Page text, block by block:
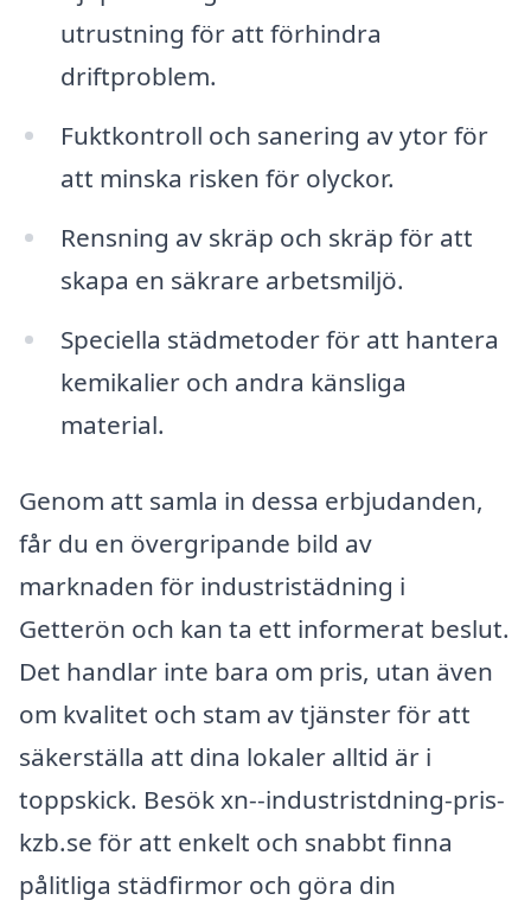
utrustning för att förhindra
driftproblem.
Fuktkontroll och sanering av ytor för
att minska risken för olyckor.
Rensning av skräp och skräp för att
skapa en säkrare arbetsmiljö.
Speciella städmetoder för att hantera
kemikalier och andra känsliga
material.
Genom att samla in dessa erbjudanden,
får du en övergripande bild av
marknaden för industristädning i
Getterön och kan ta ett informerat beslut.
Det handlar inte bara om pris, utan även
om kvalitet och stam av tjänster för att
säkerställa att dina lokaler alltid är i
toppskick. Besök xn--industristdning-pris-
kzb.se för att enkelt och snabbt finna
pålitliga städfirmor och göra din